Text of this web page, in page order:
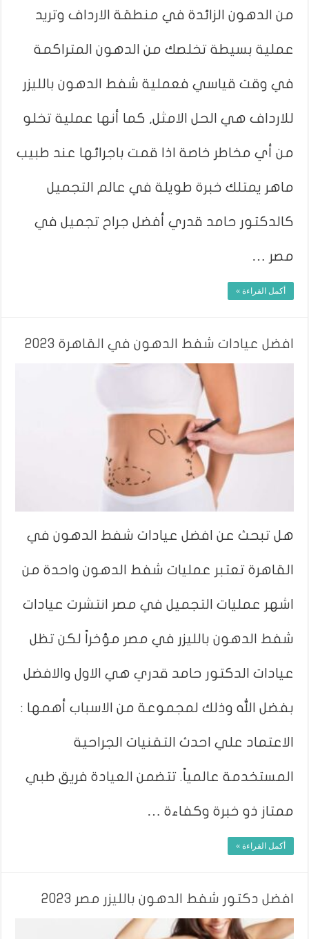
من الدهون الزائدة في منطقة الارداف وتريد
عملية بسيطة تخلصك من الدهون المتراكمة
في وقت قياسي فعملية شفط الدهون بالليزر
للارداف هي الحل الامثل, كما أنها عملية تخلو
من أي مخاطر خاصة اذا قمت باجرائها عند طبيب
ماهر يمتلك خبرة طويلة في عالم التجميل
كالدكتور حامد قدري أفضل جراح تجميل في
مصر …
أكمل القراءة »
افضل عيادات شفط الدهون في القاهرة 2023
هل تبحث عن افضل عيادات شفط الدهون في
القاهرة تعتبر عمليات شفط الدهون واحدة من
اشهر عمليات التجميل في مصر انتشرت عيادات
شفط الدهون بالليزر في مصر مؤخراً لكن تظل
عيادات الدكتور حامد قدري هي الاول والافضل
بفضل الله وذلك لمجموعة من الاسباب أهمها :
الاعتماد علي احدث التقنيات الجراحية
المستخدمة عالمياً. تتضمن العيادة فريق طبي
ممتاز ذو خبرة وكفاءة …
أكمل القراءة »
افضل دكتور شفط الدهون بالليزر مصر 2023